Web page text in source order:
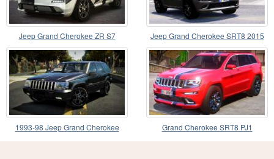
Jeep Grand Cherokee ZR S7 Jeep Grand Cherokee SRT8 2015
1993-98 Jeep Grand Cherokee Grand Cherokee SRT8 PJ1